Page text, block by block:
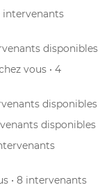
intervenants
disponibles
vous • 4
disponibles
disponibles
• 8 intervenants